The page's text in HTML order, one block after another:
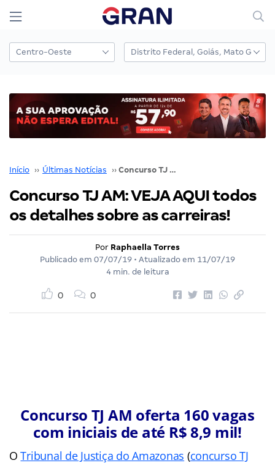
Início ›› Últimas Notícias ›› Concurso TJ AM: VEJA AQUI todos os detalhes sobre as carreiras!
Concurso TJ AM: VEJA AQUI todos
os detalhes sobre as carreiras!
Por Raphaella Torres
Publicado em 07/07/19 • Atualizado em 11/07/19
4 min. de leitura
0 0
Concurso TJ AM oferta 160 vagas
com iniciais de até R$ 8,9 mil!
OTribunal de Justiça do Amazonas (concurso TJ